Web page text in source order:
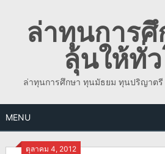
contentล่าทุนการ
ลุ้นให้ทั่
ล่าทุนการศึกษา ทุนมัธยม ทุนปริญาตรี
MENU
ตุลาคม 4, 2012